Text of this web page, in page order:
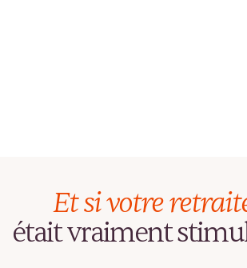
Et si votre
était vraiment